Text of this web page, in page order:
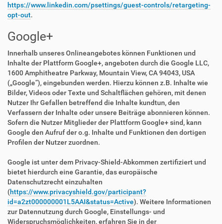
https://www.linkedin.com/psettings/guest-controls/retargeting-
opt-out.
Google+
Innerhalb unseres Onlineangebotes können Funktionen und
Inhalte der Plattform Google+, angeboten durch die Google LLC,
1600 Amphitheatre Parkway, Mountain View, CA 94043, USA
(„Google“), eingebunden werden. Hierzu können z.B. Inhalte wie
Bilder, Videos oder Texte und Schaltflächen gehören, mit denen
Nutzer Ihr Gefallen betreffend die Inhalte kundtun, den
Verfassern der Inhalte oder unsere Beiträge abonnieren können.
Sofern die Nutzer Mitglieder der Plattform Google+ sind, kann
Google den Aufruf der o.g. Inhalte und Funktionen den dortigen
Profilen der Nutzer zuordnen.
Google ist unter dem Privacy-Shield-Abkommen zertifiziert und
bietet hierdurch eine Garantie, das europäische
Datenschutzrecht einzuhalten
(https://www.privacyshield.gov/participant?
id=a2zt000000001L5AAI&status=Active). Weitere Informationen
zur Datennutzung durch Google, Einstellungs- und
Widerspruchsmöglichkeiten, erfahren Sie in der